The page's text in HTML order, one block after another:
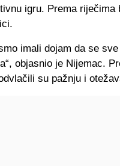
igru. Prema
imali dojam da se
objasnio je Nijemac.
su pažnju i